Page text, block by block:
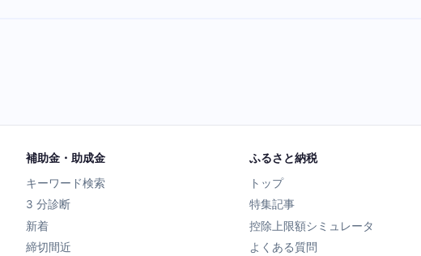
補助金・助成金
キーワード検索
3 分診断
新着
締切間近
ふるさと納税
トップ
特集記事
控除上限額シミュレータ
よくある質問